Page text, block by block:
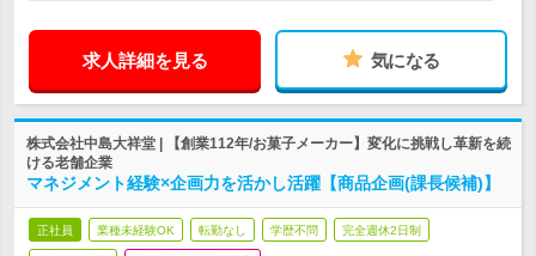
求人詳細を見る 気になる
株式会社中島大祥堂 | 【創業112年/お菓子メーカー】変化に挑戦し革新を続
ける老舗企業
マネジメント経験×企画力を活かし活躍【商品企画(課長候補)】
正社員 業種未経験OK 転勤なし 学歴不問 完全週休2日制